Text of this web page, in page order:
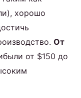
хорошо
От
от $150 до